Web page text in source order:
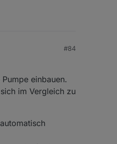
#84
einbauen.
im Vergleich zu